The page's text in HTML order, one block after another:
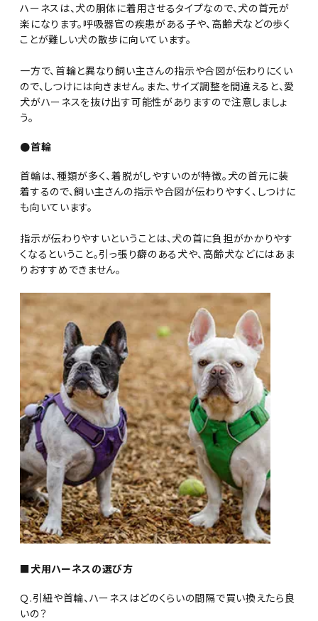
ハーネスは、犬の胴体に着用させるタイプなので、犬の首元が
楽になります。呼吸器官の疾患がある子や、高齢犬などの歩く
ことが難しい犬の散歩に向いています。
一方で、首輪と異なり飼い主さんの指示や合図が伝わりにくい
ので、しつけには向きません。また、サイズ調整を間違えると、愛
犬がハーネスを抜け出す可能性がありますので注意しましょ
う。
●首輪
首輪は、種類が多く、着脱がしやすいのが特徴。犬の首元に装
着するので、飼い主さんの指示や合図が伝わりやすく、しつけに
も向いています。
指示が伝わりやすいということは、犬の首に負担がかかりやす
くなるということ。引っ張り癖のある犬や、高齢犬などにはあま
りおすすめできません。
■犬用ハーネスの選び方
Ｑ.引紐や首輪、ハーネスはどのくらいの間隔で買い換えたら良
いの？